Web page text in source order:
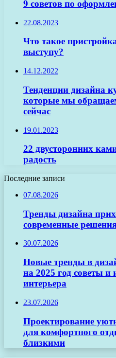
9 советов по
22.08.2023
Что такое
выступу?
14.12.2022
Тенденции дизайна
которые мы
сейчас
19.01.2023
22 двусторонних
радость
Последние записи
07.08.2026
Тренды дизайна
современные
30.07.2026
Новые тренды в
на 2025 год советы и
интерьера
23.07.2026
Проектирование
для комфортного
близкими